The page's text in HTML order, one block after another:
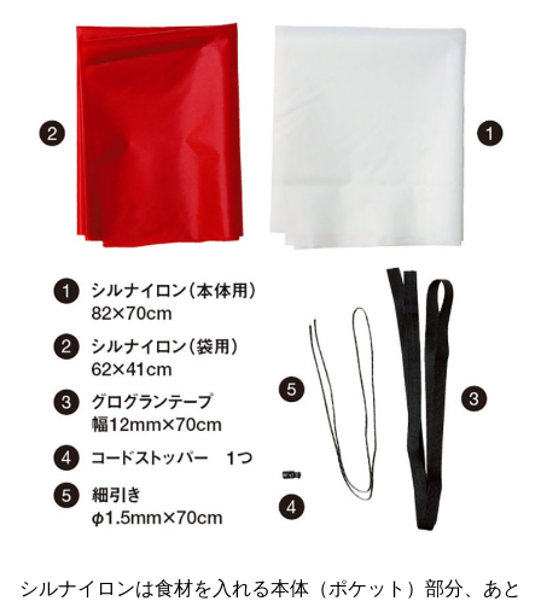
シルナイロンは食材を入れる本体（ポケット）部分、あと